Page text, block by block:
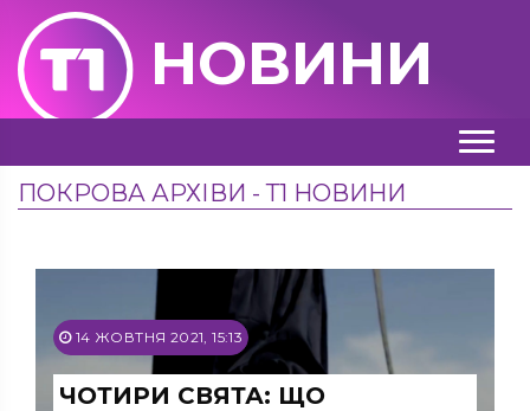
НОВИНИ
ПОКРОВА АРХІВИ - Т1 НОВИНИ
14 ЖОВТНЯ 2021, 15:13
ЧОТИРИ СВЯТА: ЩО